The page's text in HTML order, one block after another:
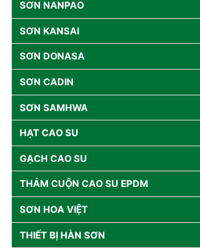
SƠN NANPAO
SƠN KANSAI
SƠN DONASA
SƠN CADIN
SƠN SAMHWA
HẠT CAO SU
GẠCH CAO SU
THẢM CUỘN CAO SU EPDM
SƠN HOA VIỆT
THIẾT BỊ HÀN SƠN